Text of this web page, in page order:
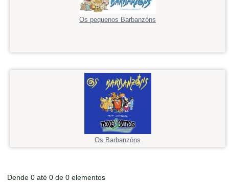
Os pequenos Barbanzóns
Os Barbanzóns
Dende 0 até 0 de 0 elementos